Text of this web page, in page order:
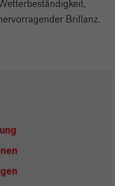
Brillanz.